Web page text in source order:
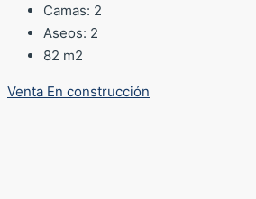
Camas: 2
Aseos: 2
82 m2
Venta En construcción